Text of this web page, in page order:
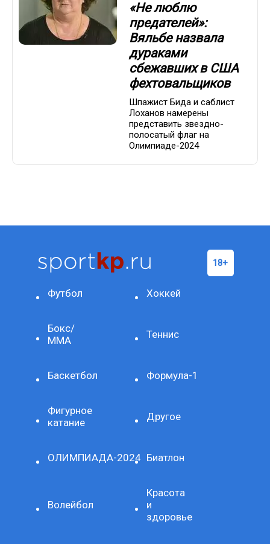
«Не люблю
предателей»:
Вяльбе назвала
дураками
сбежавших в США
фехтовальщиков
Шпажист Бида и саблист
Лоханов намерены
представить звездно-
полосатый флаг на
Олимпиаде-2024
Футбол Хоккей
Бокс/
ММА
Теннис
Баскетбол Формула-1
Фигурное
катание
Другое
ОЛИМПИАДА-2024 Биатлон
Волейбол
Красота
и
здоровье